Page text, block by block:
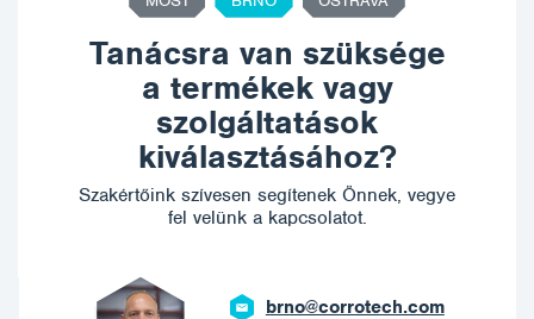
Tanácsra van szüksége
a termékek vagy
szolgáltatások
kiválasztásához?
Szakértőink szívesen segítenek Önnek, vegye
fel velünk a kapcsolatot.
brno@corrotech.com